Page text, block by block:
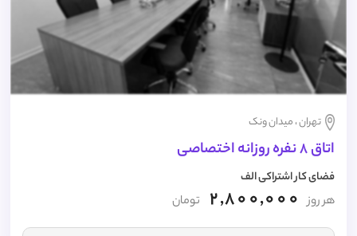
تهران ، میدان ونک
اتاق 8 نفره روزانه اختصاصی
فضای کار اشتراکی الف
هر روز 2,800,000 تومان